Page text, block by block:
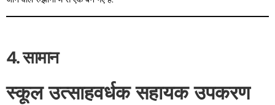
4. सामान
स्कूल उत्साहवर्धक सहायक उपकरण